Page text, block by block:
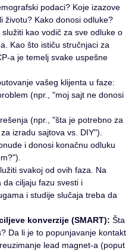
podaci? Koje izazove
životu? Kako donosi odluke?
kao vodič za sve odluke o
Kao što ističu stručnjaci za
a je temelj svake uspešne
vašeg klijenta u faze:
(npr., "moj sajt ne donosi
(npr., "šta je potrebno za
izradu sajtova vs. DIY").
i donosi konačnu odluku
svakoj od ovih faza. Na
da ciljaju fazu svesti i
i studije slučaja treba da
konverzije (SMART): Šta
Da li je to popunjavanje kontakt
lead magnet-a (poput